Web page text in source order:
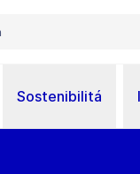
Sostenibilitá